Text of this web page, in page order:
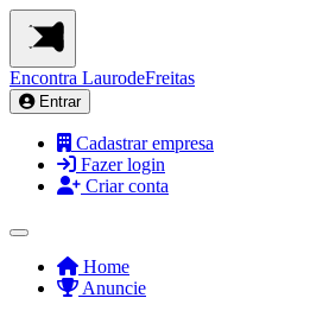
Encontra LaurodeFreitas
Entrar
Cadastrar empresa
Fazer login
Criar conta
Home
Anuncie